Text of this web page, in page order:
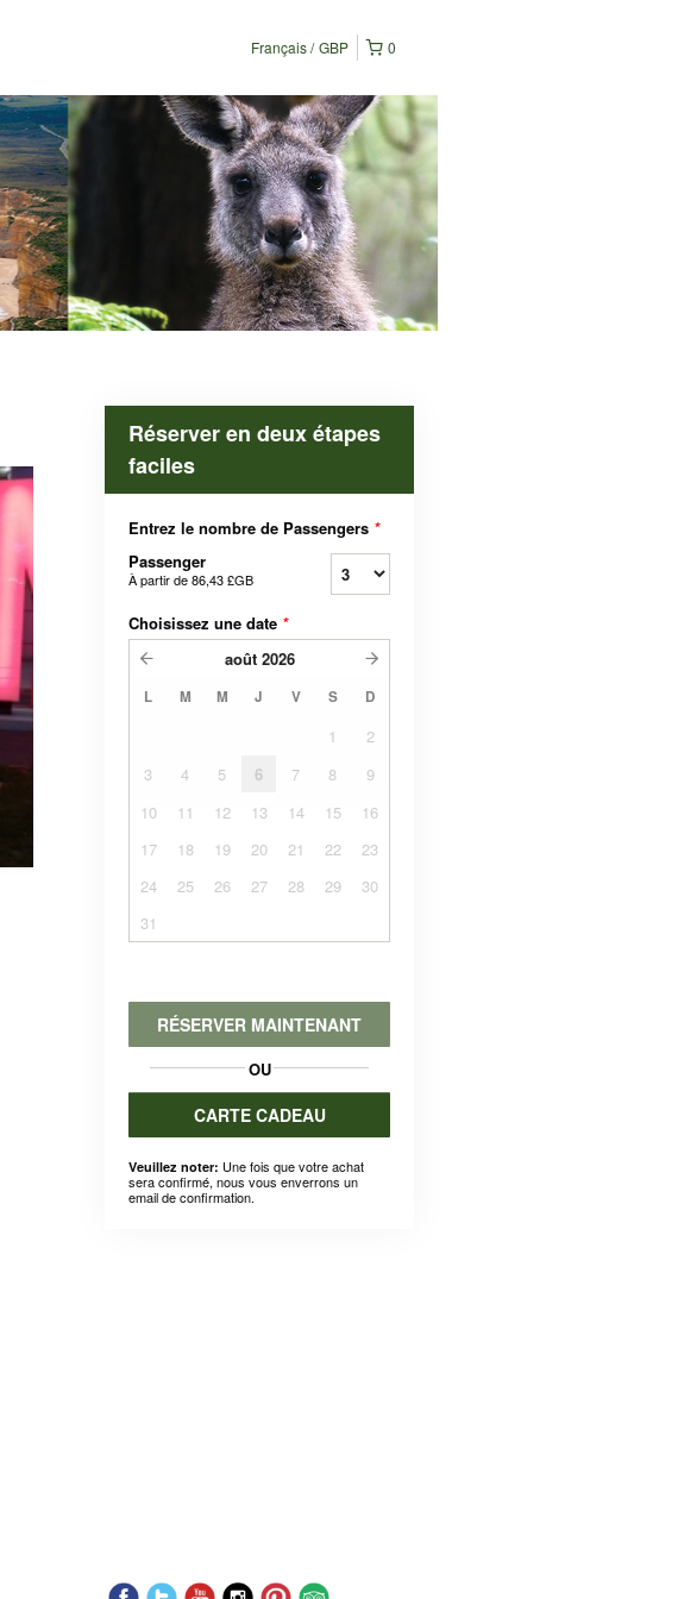
0
Français GBP
Réserver en deux étapes
faciles
Entrez le nombre de Passengers *
Passenger
À partir de86,43 £GB
Choisissez une date *
août 2026
L M M J V S D
1
2
3
4 5 6 7 8
9
10
11 12 13 14 15
16
17
18 19 20 21 22
23
24
25 26 27 28 29
30
31
RÉSERVER MAINTENANT
OU
CARTE CADEAU
Veuillez noter: Une fois que votre achat
sera confirmé, nous vous enverrons un
email de confirmation.